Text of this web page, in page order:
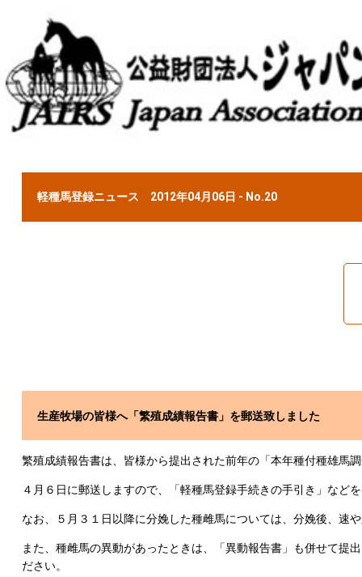
軽種馬登録ニュース 2012年04月06日 - No.20
生産牧場の皆様へ「繁殖成績報告書」を郵送致しました
繁殖成績報告書は、皆様から提出された前年の「本年種付種雄馬
４月６日に郵送しますので、「軽種馬登録手続きの手引き」など
なお、５月３１日以降に分娩した種雌馬については、分娩後、速や
また、種雌馬の異動があったときは、「異動報告書」も併せて提
ださい。